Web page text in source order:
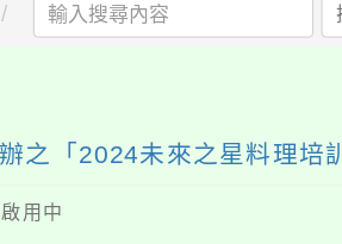
之「2024未來之星料理培
用中